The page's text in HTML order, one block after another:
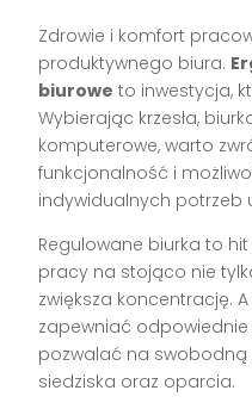
Zdrowie i komfort
produktywnego biura.
biurowe to inwestycja,
Wybierając krzesła,
komputerowe, warto
funkcjonalność i
indywidualnych potrzeb
Regulowane biurka to
pracy na stojąco nie
zwiększa koncentrację.
zapewniać
pozwalać na swobodną
siedziska oraz oparcia.